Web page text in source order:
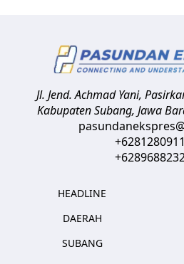
Jl. Jend. Achmad Yani,
Kabupaten Subang, Jawa
HEADLINE
DAERAH
SUBANG